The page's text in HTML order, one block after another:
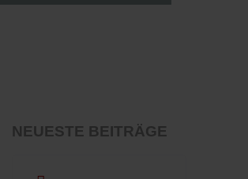
NEUESTE BEITRÄGE